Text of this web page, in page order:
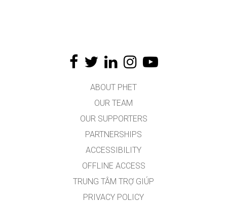
ABOUT PHET
OUR TEAM
OUR SUPPORTERS
PARTNERSHIPS
ACCESSIBILITY
OFFLINE ACCESS
TRUNG TÂM TRỢ GIÚP
PRIVACY POLICY